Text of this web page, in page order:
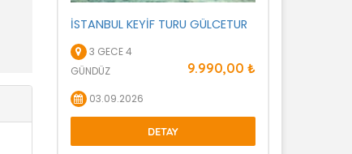
İSTANBUL KEYİF TURU GÜLCETUR
3 GECE 4
GÜNDÜZ
03.09.2026
9.990,00 ₺
DETAY